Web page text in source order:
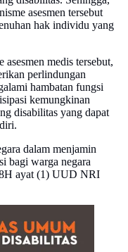
asesmen tersebut
hak individu yang
asesmen medis tersebut,
perlindungan
hambatan fungsi
kemungkinan
disabilitas yang dapat
dalam menjamin
bagi warga negara
ayat (1) UUD NRI
Triyasni)